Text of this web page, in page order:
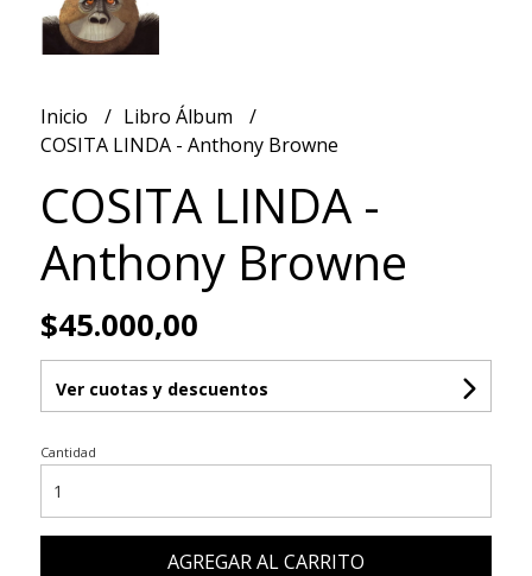
Inicio
Libro Álbum
COSITA LINDA - Anthony Browne
COSITA LINDA -
Anthony Browne
$45.000,00
Ver cuotas y descuentos
Cantidad
AGREGAR AL CARRITO